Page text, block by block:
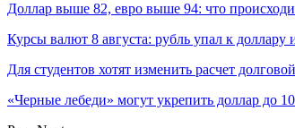
Доллар выше 82, евро выше 94: что
Курсы валют 8 августа: рубль упал к доллару
Для студентов хотят изменить расчет
«Черные лебеди» могут укрепить доллар до